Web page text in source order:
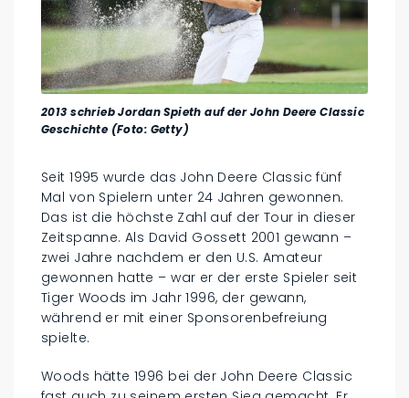
2013 schrieb Jordan Spieth auf der John Deere Classic
Geschichte (Foto: Getty)
Seit 1995 wurde das John Deere Classic fünf
Mal von Spielern unter 24 Jahren gewonnen.
Das ist die höchste Zahl auf der Tour in dieser
Zeitspanne. Als David Gossett 2001 gewann –
zwei Jahre nachdem er den U.S. Amateur
gewonnen hatte – war er der erste Spieler seit
Tiger Woods im Jahr 1996, der gewann,
während er mit einer Sponsorenbefreiung
spielte.
Woods hätte 1996 bei der John Deere Classic